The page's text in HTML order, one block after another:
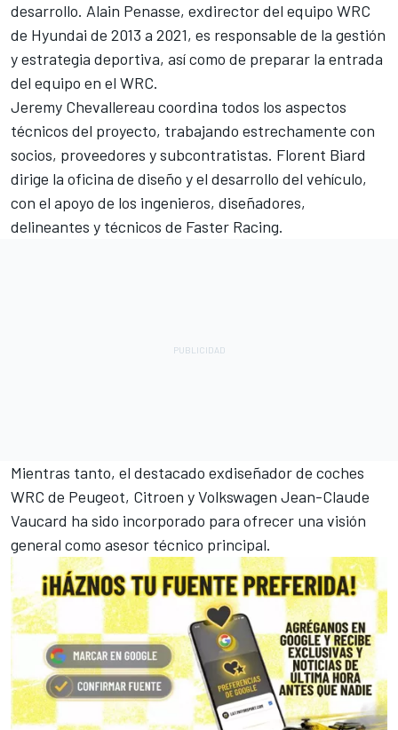
desarrollo. Alain Penasse, exdirector del equipo WRC
de Hyundai de 2013 a 2021, es responsable de la gestión
y estrategia deportiva, así como de preparar la entrada
del equipo en el WRC.
Jeremy Chevallereau coordina todos los aspectos
técnicos del proyecto, trabajando estrechamente con
socios, proveedores y subcontratistas. Florent Biard
dirige la oficina de diseño y el desarrollo del vehículo,
con el apoyo de los ingenieros, diseñadores,
delineantes y técnicos de Faster Racing.
Mientras tanto, el destacado exdiseñador de coches
WRC de Peugeot, Citroen y Volkswagen Jean-Claude
Vaucard ha sido incorporado para ofrecer una visión
general como asesor técnico principal.